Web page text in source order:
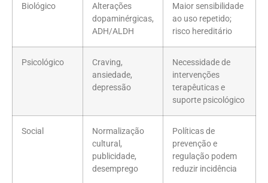
Biológico
Alterações
dopaminérgicas,
ADH/ALDH
Maior sensibilidade
ao uso repetido;
risco hereditário
Psicológico
Craving,
ansiedade,
depressão
Necessidade de
intervenções
terapêuticas e
suporte psicológico
Social
Normalização
cultural,
publicidade,
desemprego
Políticas de
prevenção e
regulação podem
reduzir incidência